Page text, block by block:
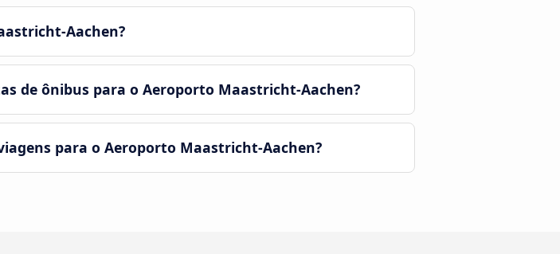
Aachen?
de ônibus para o Aeroporto Maastricht-Aachen?
para o Aeroporto Maastricht-Aachen?